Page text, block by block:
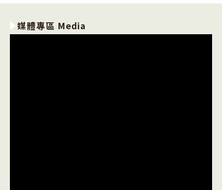
媒體專區 Media